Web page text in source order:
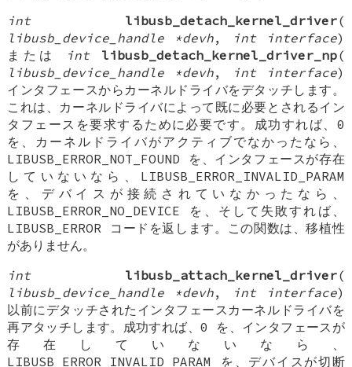
int
libusb_detach_kernel_driver(
libusb_device_handle *devh, int interface)
または
int libusb_detach_kernel_driver_np(
libusb_device_handle *devh, int interface)
インタフェースからカーネルドライバをデタッチします。
これは、カーネルドライバによって既に必要とされるイン
タフェースを要求するために必要です。成功すれば、0
を、カーネルドライバがアクティブでなかったなら、
LIBUSB_ERROR_NOT_FOUND を、インタフェースが存在
していないなら、LIBUSB_ERROR_INVALID_PARAM
を、デバイスが接続されていなかったなら、
LIBUSB_ERROR_NO_DEVICE を、そして失敗すれば、
LIBUSB_ERROR コードを返します。この関数は、移植性
がありません。
int
libusb_attach_kernel_driver(
libusb_device_handle *devh, int interface)
以前にデタッチされたインタフェースカーネルドライバを
再アタッチします。成功すれば、0 を、インタフェースが
存在していないなら、
LIBUSB_ERROR_INVALID_PARAM を、デバイスが切断